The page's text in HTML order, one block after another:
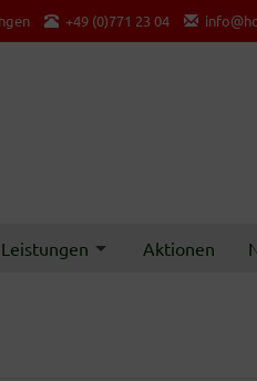
+49 (0)771 23 04
Leistungen Aktionen